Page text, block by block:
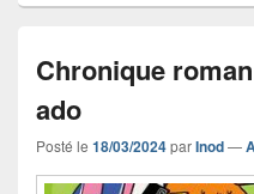
Chronique
ado
Posté le 18/03/2024parInod—